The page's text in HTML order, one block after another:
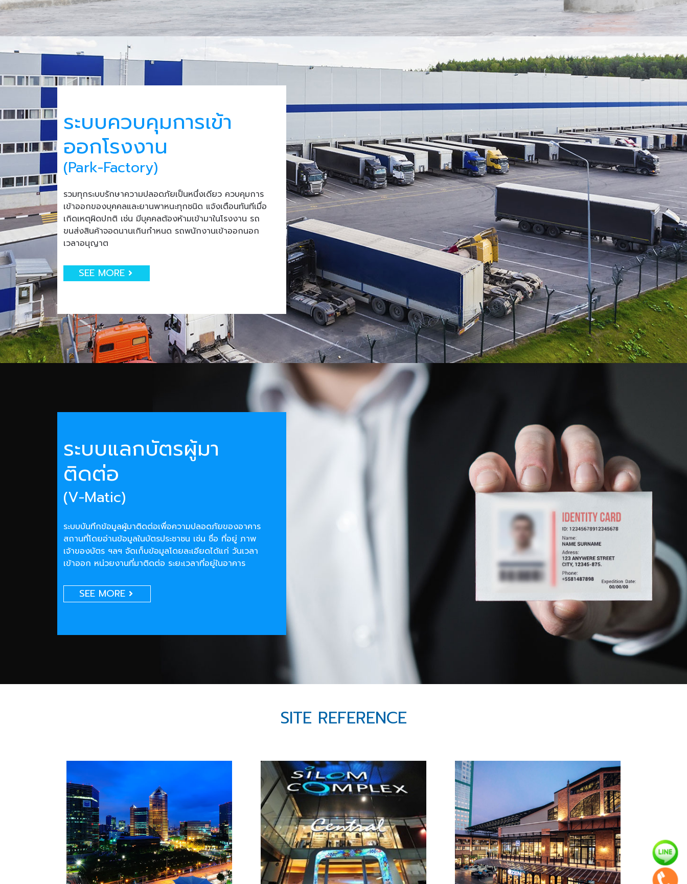
ระบบควบคุมการเข้า
ออกโรงงาน
(Park-Factory)
รวมทุกระบบรักษาความปลอดภัยเป็นหนึ่งเดียว ควบคุมการ
เข้าออกของบุคคลและยานพาหนะทุกชนิด แจ้งเตือนทันทีเมื่อ
เกิดเหตุผิดปกติ เช่น มีบุคคลต้องห้ามเข้ามาในโรงงาน รถ
ขนส่งสินค้าจอดนานเกินกำหนด รถพนักงานเข้าออกนอก
เวลาอนุญาต
SEE MORE
ระบบแลกบัตรผู้มา
ติดต่อ
(V-Matic)
ระบบบันทึกข้อมูลผู้มาติดต่อเพื่อความปลอดภัยของอาคาร
สถานที่โดยอ่านข้อมูลในบัตรประชาชน เช่น ชื่อ ที่อยู่ ภาพ
เจ้าของบัตร ฯลฯ จัดเก็บข้อมูลโดยละเอียดได้แก่ วันเวลา
เข้าออก หน่วยงานที่มาติดต่อ ระยะเวลาที่อยู่ในอาคาร
SEE MORE
SITE REFERENCE